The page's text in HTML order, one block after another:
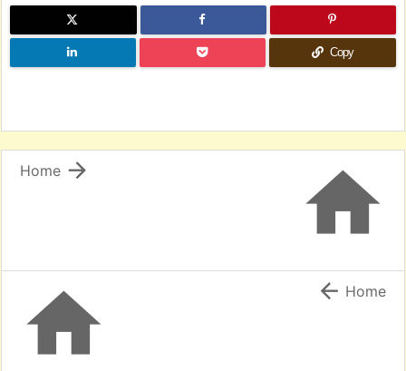
Copy


Home
  Home